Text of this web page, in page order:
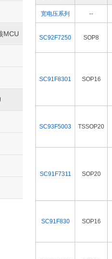
MCU
宽电压系列 --
SC92F7250 SOP8
SC91F8301 SOP16
SC93F5003 TSSOP20
SC91F7311 SOP20
SC91F830 SOP16